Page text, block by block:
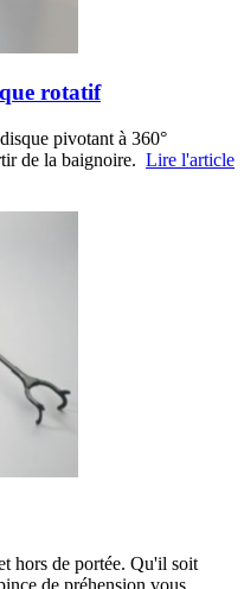
rotatif
pivotant à 360°
de la baignoire. Lire l'article
hors de portée. Qu'il soit
de préhension vous